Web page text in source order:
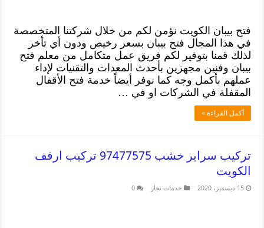
فتح بيبان الكويت نؤمن لكم من خلال شركتنا المتخصصة
في هذا المجال فتح بيبان بسعر رخيص ودون أي تأخر
لذلك قمنا بتوفير لكم فريق عمل متكامل من معلم فتح
بيبان وفنين مجهزين بأحدث المعدات والتقنيات لإداء
عملهم بأكمل وجه كما نوفر أيضاً خدمة فتح الأقفال
المقفلة في الشركات او في …
أكمل القراءة »
تركيب سراير خشب 97477575 تركيب ارفف
الكويت
15 ديسمبر، 2020 خدمات نجار 0